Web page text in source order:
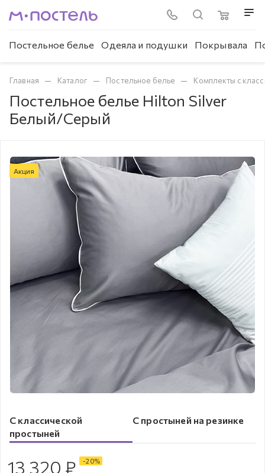
Постельное белье Одеяла и подушки Покрывала
Главная — Каталог — Постельное белье — Комплекты с
Постельное белье Hilton Silver
Белый/Серый
Акция
С классической
простыней
С простыней на резинке
13 320 ₽ -20%